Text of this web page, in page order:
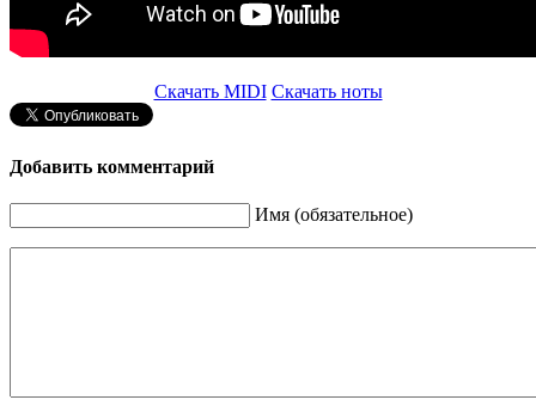
Скачать MIDI Скачать ноты
Добавить комментарий
Имя (обязательное)